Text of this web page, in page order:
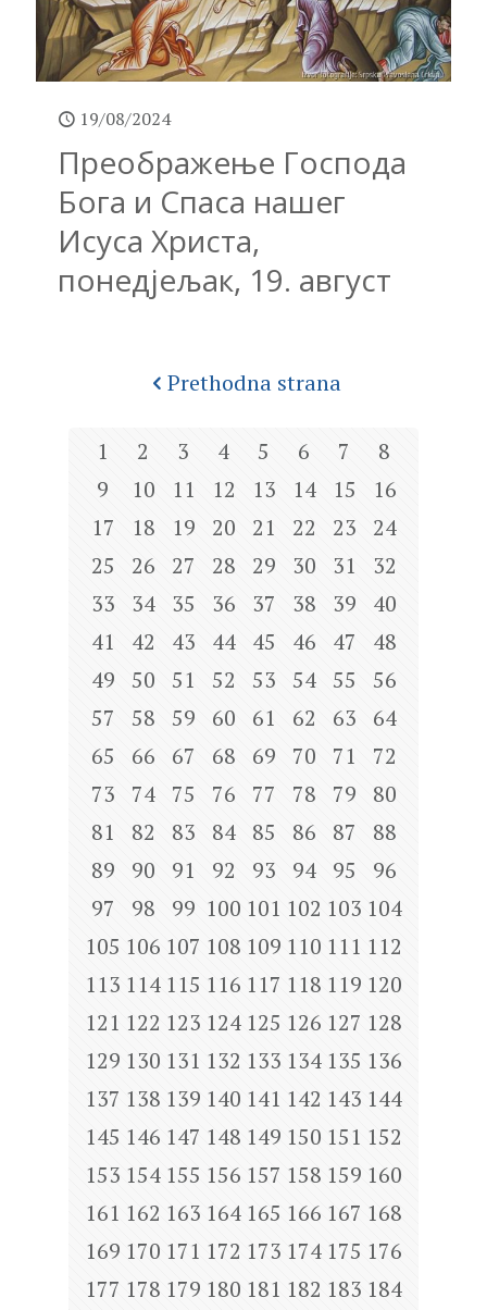
19/08/2024
Преображење Господа
Бога и Спаса нашег
Исуса Христа,
понедјељак, 19. август
Prethodna strana
1 2 3 4 5 6 7
8
9
10 11 12 13 14 15
16
17
18 19 20 21 22 23
24
25
26 27 28 29 30 31
32
33
34 35 36 37 38 39
40
41
42 43 44 45 46 47
48
49
50 51 52 53 54 55
56
57
58 59 60 61 62 63
64
65
66 67 68 69 70 71
72
73
74 75 76 77 78 79
80
81
82 83 84 85 86 87
88
89
90 91 92 93 94 95
96
97
98 99 100 101 102 103 104
105 106 107 108 109 110 111 112
113 114 115 116 117 118 119 120
121 122 123 124 125 126 127 128
129 130 131 132 133 134 135 136
137 138 139 140 141 142 143 144
145 146 147 148 149 150 151 152
153 154 155 156 157 158 159 160
161 162 163 164 165 166 167 168
169 170 171 172 173 174 175 176
177 178 179 180 181 182 183 184